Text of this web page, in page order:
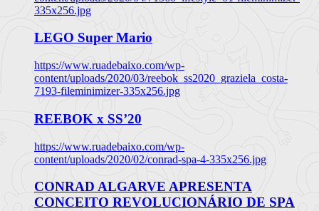
335x256.jpg
LEGO Super Mario
https://www.ruadebaixo.com/wp-
content/uploads/2020/03/reebok_ss2020_graziela_costa-
7193-fileminimizer-335x256.jpg
REEBOK x SS’20
https://www.ruadebaixo.com/wp-
content/uploads/2020/02/conrad-spa-4-335x256.jpg
CONRAD ALGARVE APRESENTA
CONCEITO REVOLUCIONÁRIO DE SPA